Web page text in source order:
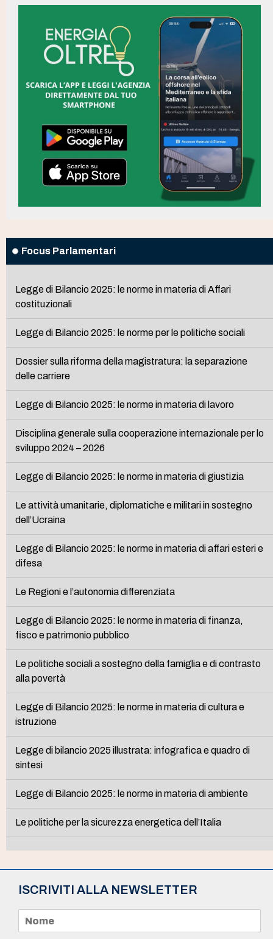
Focus Parlamentari
Legge di Bilancio 2025: le norme in materia di Affari
costituzionali
Legge di Bilancio 2025: le norme per le politiche sociali
Dossier sulla riforma della magistratura: la separazione
delle carriere
Legge di Bilancio 2025: le norme in materia di lavoro
Disciplina generale sulla cooperazione internazionale per lo
sviluppo 2024 – 2026
Legge di Bilancio 2025: le norme in materia di giustizia
Le attività umanitarie, diplomatiche e militari in sostegno
dell’Ucraina
Legge di Bilancio 2025: le norme in materia di affari esteri e
difesa
Le Regioni e l’autonomia differenziata
Legge di Bilancio 2025: le norme in materia di finanza,
fisco e patrimonio pubblico
Le politiche sociali a sostegno della famiglia e di contrasto
alla povertà
Legge di Bilancio 2025: le norme in materia di cultura e
istruzione
Legge di bilancio 2025 illustrata: infografica e quadro di
sintesi
Legge di Bilancio 2025: le norme in materia di ambiente
Le politiche per la sicurezza energetica dell’Italia
ISCRIVITI ALLA NEWSLETTER
m